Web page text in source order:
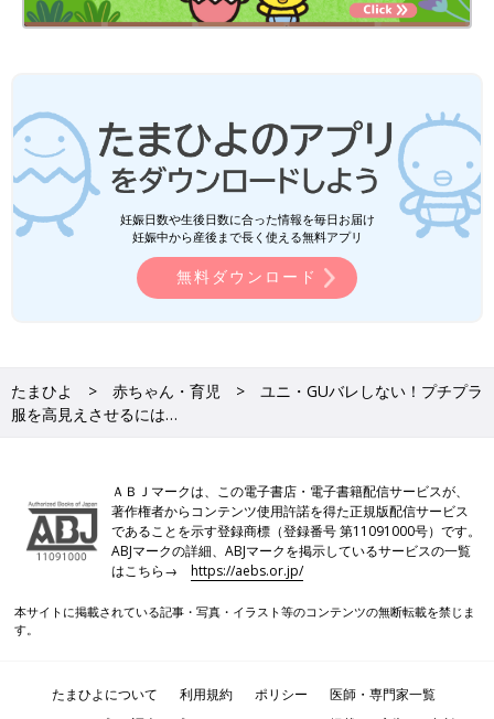
妊娠日数や生後日数に合った情報を毎日お届け
妊娠中から産後まで長く使える無料アプリ
無料ダウンロード
たまひよ 赤ちゃん・育児
ユニ・GUバレしない！プチプラ
服を高見えさせるには…
ＡＢＪマークは、この電子書店・電子書籍配信サービスが、
著作権者からコンテンツ使用許諾を得た正規版配信サービス
であることを示す登録商標（登録番号 第11091000号）です。
ABJマークの詳細、ABJマークを掲示しているサービスの一覧
はこちら→https://aebs.or.jp/
本サイトに掲載されている記事・写真・イラスト等のコンテンツの無断転載を禁じま
す。
たまひよについて 利用規約 ポリシー
医師・専門家一覧